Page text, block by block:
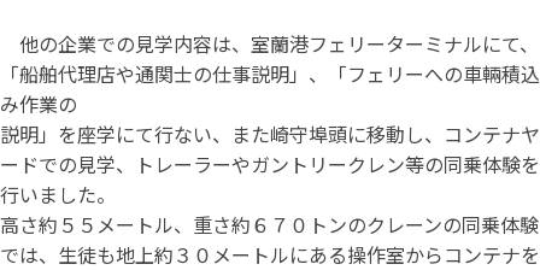
他の企業での見学内容は、室蘭港フェリーターミナルにて、
「船舶代理店や通関士の仕事説明」、「フェリーへの車輛積込
み作業の
説明」を座学にて行ない、また崎守埠頭に移動し、コンテナヤ
ードでの見学、トレーラーやガントリークレン等の同乗体験を
行いました。
高さ約５５メートル、重さ約６７０トンのクレーンの同乗体験
では、生徒も地上約３０メートルにある操作室からコンテナを